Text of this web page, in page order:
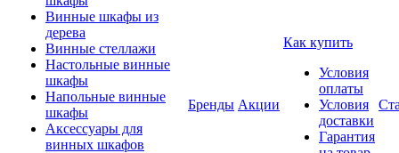
Винные шкафы из
дерева
Винные стеллажи
Настольные винные
шкафы
Напольные винные
шкафы
Аксессуары для
винных шкафов
Бренды Акции
Как купить
Условия
оплаты
Условия
доставки
Гарантия